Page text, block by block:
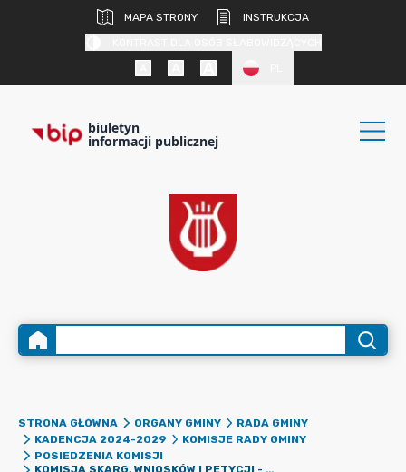
MAPA STRONY
INSTRUKCJA
biuletyn
informacji publicznej
STRONA GŁÓWNA ORGANY GMINY
RADA GMINY
KADENCJA 2024-2029
KOMISJE RADY GMINY
POSIEDZENIA KOMISJI
KOMISJA SKARG, WNIOSKÓW I PETYCJI - 27 LISTOPADA 2024 ROKU